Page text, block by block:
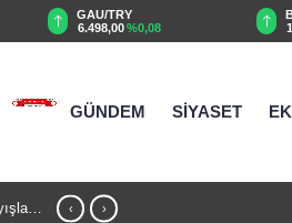
GAU/TRY
6.498,00%0,08
GÜNDEM SİYASET
yolcusu
‹ ›